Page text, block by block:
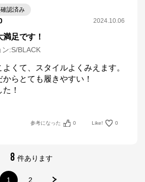
認済み
2024.10.06
足です！
ン:S/BLACK
くて、スタイルよくみえます。
らとても履きやすい！
！
参考になった 0 Like! 0
8 件あります
1 2